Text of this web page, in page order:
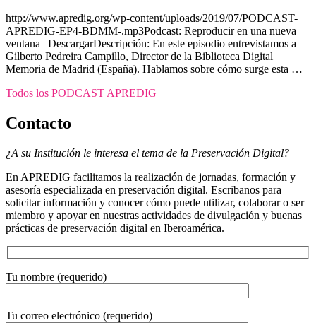
http://www.apredig.org/wp-content/uploads/2019/07/PODCAST-
APREDIG-EP4-BDMM-.mp3Podcast: Reproducir en una nueva
ventana | DescargarDescripción: En este episodio entrevistamos a
Gilberto Pedreira Campillo, Director de la Biblioteca Digital
Memoria de Madrid (España). Hablamos sobre cómo surge esta …
Todos los PODCAST APREDIG
Contacto
¿A su Institución le interesa el tema de la Preservación Digital?
En APREDIG facilitamos la realización de jornadas, formación y
asesoría especializada en preservación digital. Escribanos para
solicitar información y conocer cómo puede utilizar, colaborar o ser
miembro y apoyar en nuestras actividades de divulgación y buenas
prácticas de preservación digital en Iberoamérica.
Tu nombre (requerido)
Tu correo electrónico (requerido)